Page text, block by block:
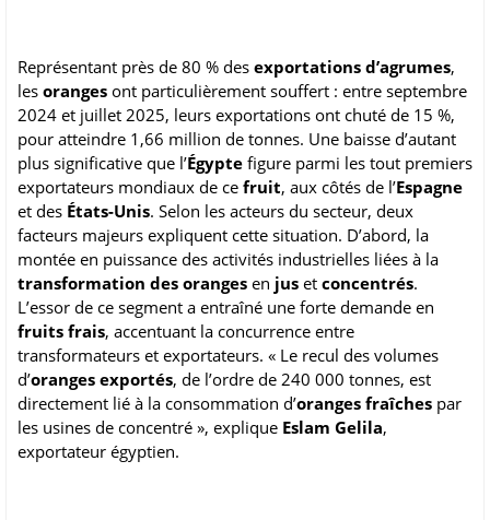
Représentant près de 80 % des exportations d’agrumes,
les oranges ont particulièrement souffert : entre septembre
2024 et juillet 2025, leurs exportations ont chuté de 15 %,
pour atteindre 1,66 million de tonnes. Une baisse d’autant
plus significative que l’Égypte figure parmi les tout premiers
exportateurs mondiaux de ce fruit, aux côtés de l’Espagne
et des États-Unis. Selon les acteurs du secteur, deux
facteurs majeurs expliquent cette situation. D’abord, la
montée en puissance des activités industrielles liées à la
transformation des oranges en jus et concentrés.
L’essor de ce segment a entraîné une forte demande en
fruits frais, accentuant la concurrence entre
transformateurs et exportateurs. « Le recul des volumes
d’oranges exportés, de l’ordre de 240 000 tonnes, est
directement lié à la consommation d’oranges fraîches par
les usines de concentré », explique Eslam Gelila,
exportateur égyptien.